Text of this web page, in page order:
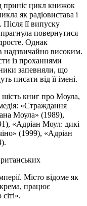
приніс цикл книжок
як радіовистава і
її випуску
повернутися
Однак
надзвичайно високим.
із проханнями
запевняли, що
писати від її імені.
книг про Моула,
«Страждання
Моула» (1989),
«Адріан Моул: дикі
(1999), «Адріан
Місто відоме як
працює